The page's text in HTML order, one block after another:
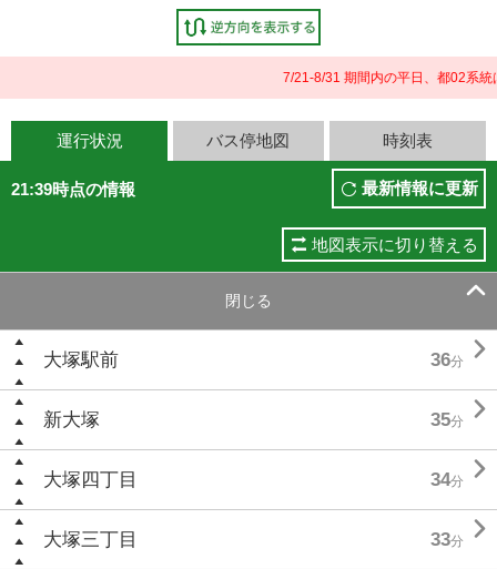
7/21-8/31 期間内の平日、都02系統
運行状況 バス停地図 時刻表
21:39時点の情報 最新情報に更新
地図表示に切り替える
閉じる 
大塚駅前 36分 
新大塚 35分 
大塚四丁目 34分 
大塚三丁目 33分 